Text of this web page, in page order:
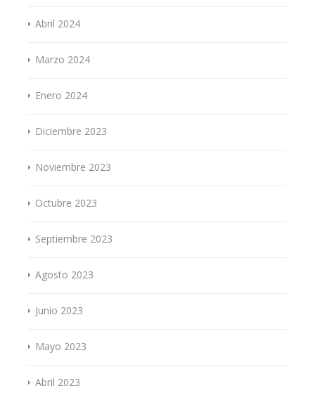
Abril 2024
Marzo 2024
Enero 2024
Diciembre 2023
Noviembre 2023
Octubre 2023
Septiembre 2023
Agosto 2023
Junio 2023
Mayo 2023
Abril 2023